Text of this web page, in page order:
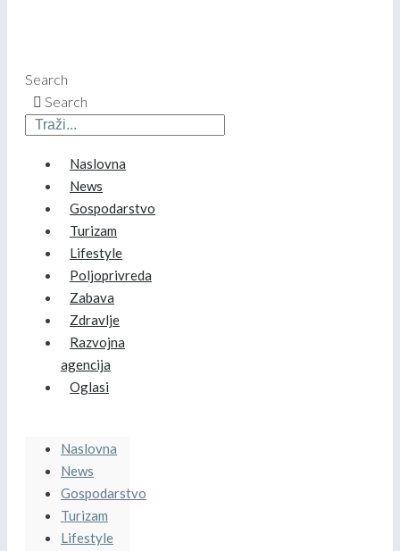
Search
Search
Naslovna
News
Gospodarstvo
Turizam
Lifestyle
Poljoprivreda
Zabava
Zdravlje
Razvojna
agencija
Oglasi
Naslovna
News
Gospodarstvo
Turizam
Lifestyle